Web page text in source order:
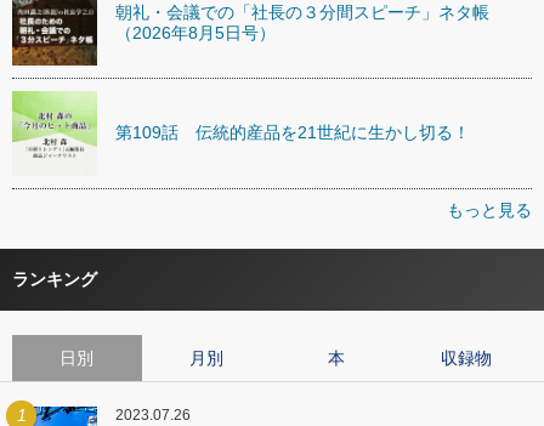
朝礼・会議での「社長の３分間スピーチ」ネタ帳
（2026年8月5日号）
第109話 伝統的産品を21世紀に生かし切る！
もっと見る
ランキング
日別 月別 本 収録物
1 2023.07.26